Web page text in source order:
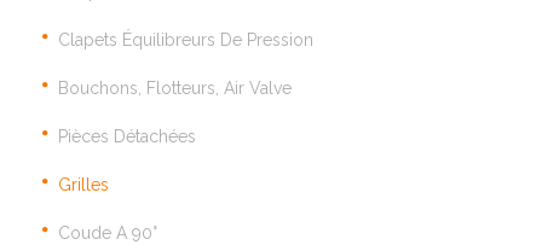
Clapets Équilibreurs De Pression
Bouchons, Flotteurs, Air Valve
Pièces Détachées
Grilles
Coude A 90°